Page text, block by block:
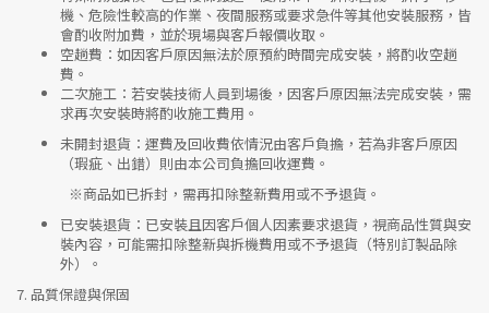
機、危險性較高的作業、夜間服務或要求急件等其他安裝服務，皆
會酌收附加費，並於現場與客戶報價收取。
空趟費 ：如因客戶原因無法於原預約時間完成安裝，將酌收空趟
費。
二次施工 ：若安裝技術人員到場後，因客戶原因無法完成安裝，需
求再次安裝時將酌收施工費用。
未開封退貨 ：運費及回收費依情況由客戶負擔，若為非客戶原因
（瑕疵、出錯）則由本公司負擔回收運費。
※商品如已拆封，需再扣除整新費用或不予退貨。
已安裝退貨 ：已安裝且因客戶個人因素要求退貨，視商品性質與安
裝內容，可能需扣除整新與拆機費用或不予退貨（特別訂製品除
外）。
7. 品質保證與保固